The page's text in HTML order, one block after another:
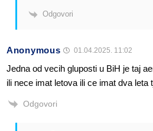
Odgovori
Anonymous 01.04.2025. 11:02
Jedna od vecih gluposti u BiH je taj
ili nece imat letova ili ce imat dva leta
Odgovori